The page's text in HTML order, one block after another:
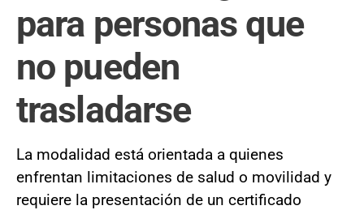
para personas que
no pueden
trasladarse
La modalidad está orientada a quienes
enfrentan limitaciones de salud o movilidad y
requiere la presentación de un certificado